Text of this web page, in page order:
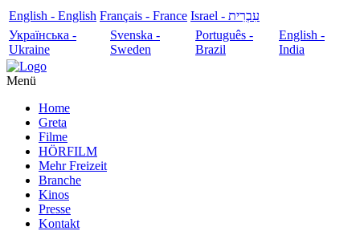
English - English Français - France
עִבְרִית - Israel
Українська -
Ukraine
Svenska -
Sweden
Português -
Brazil
English -
India
Menü
Home
Greta
Filme
HÖRFILM
Mehr Freizeit
Branche
Kinos
Presse
Kontakt